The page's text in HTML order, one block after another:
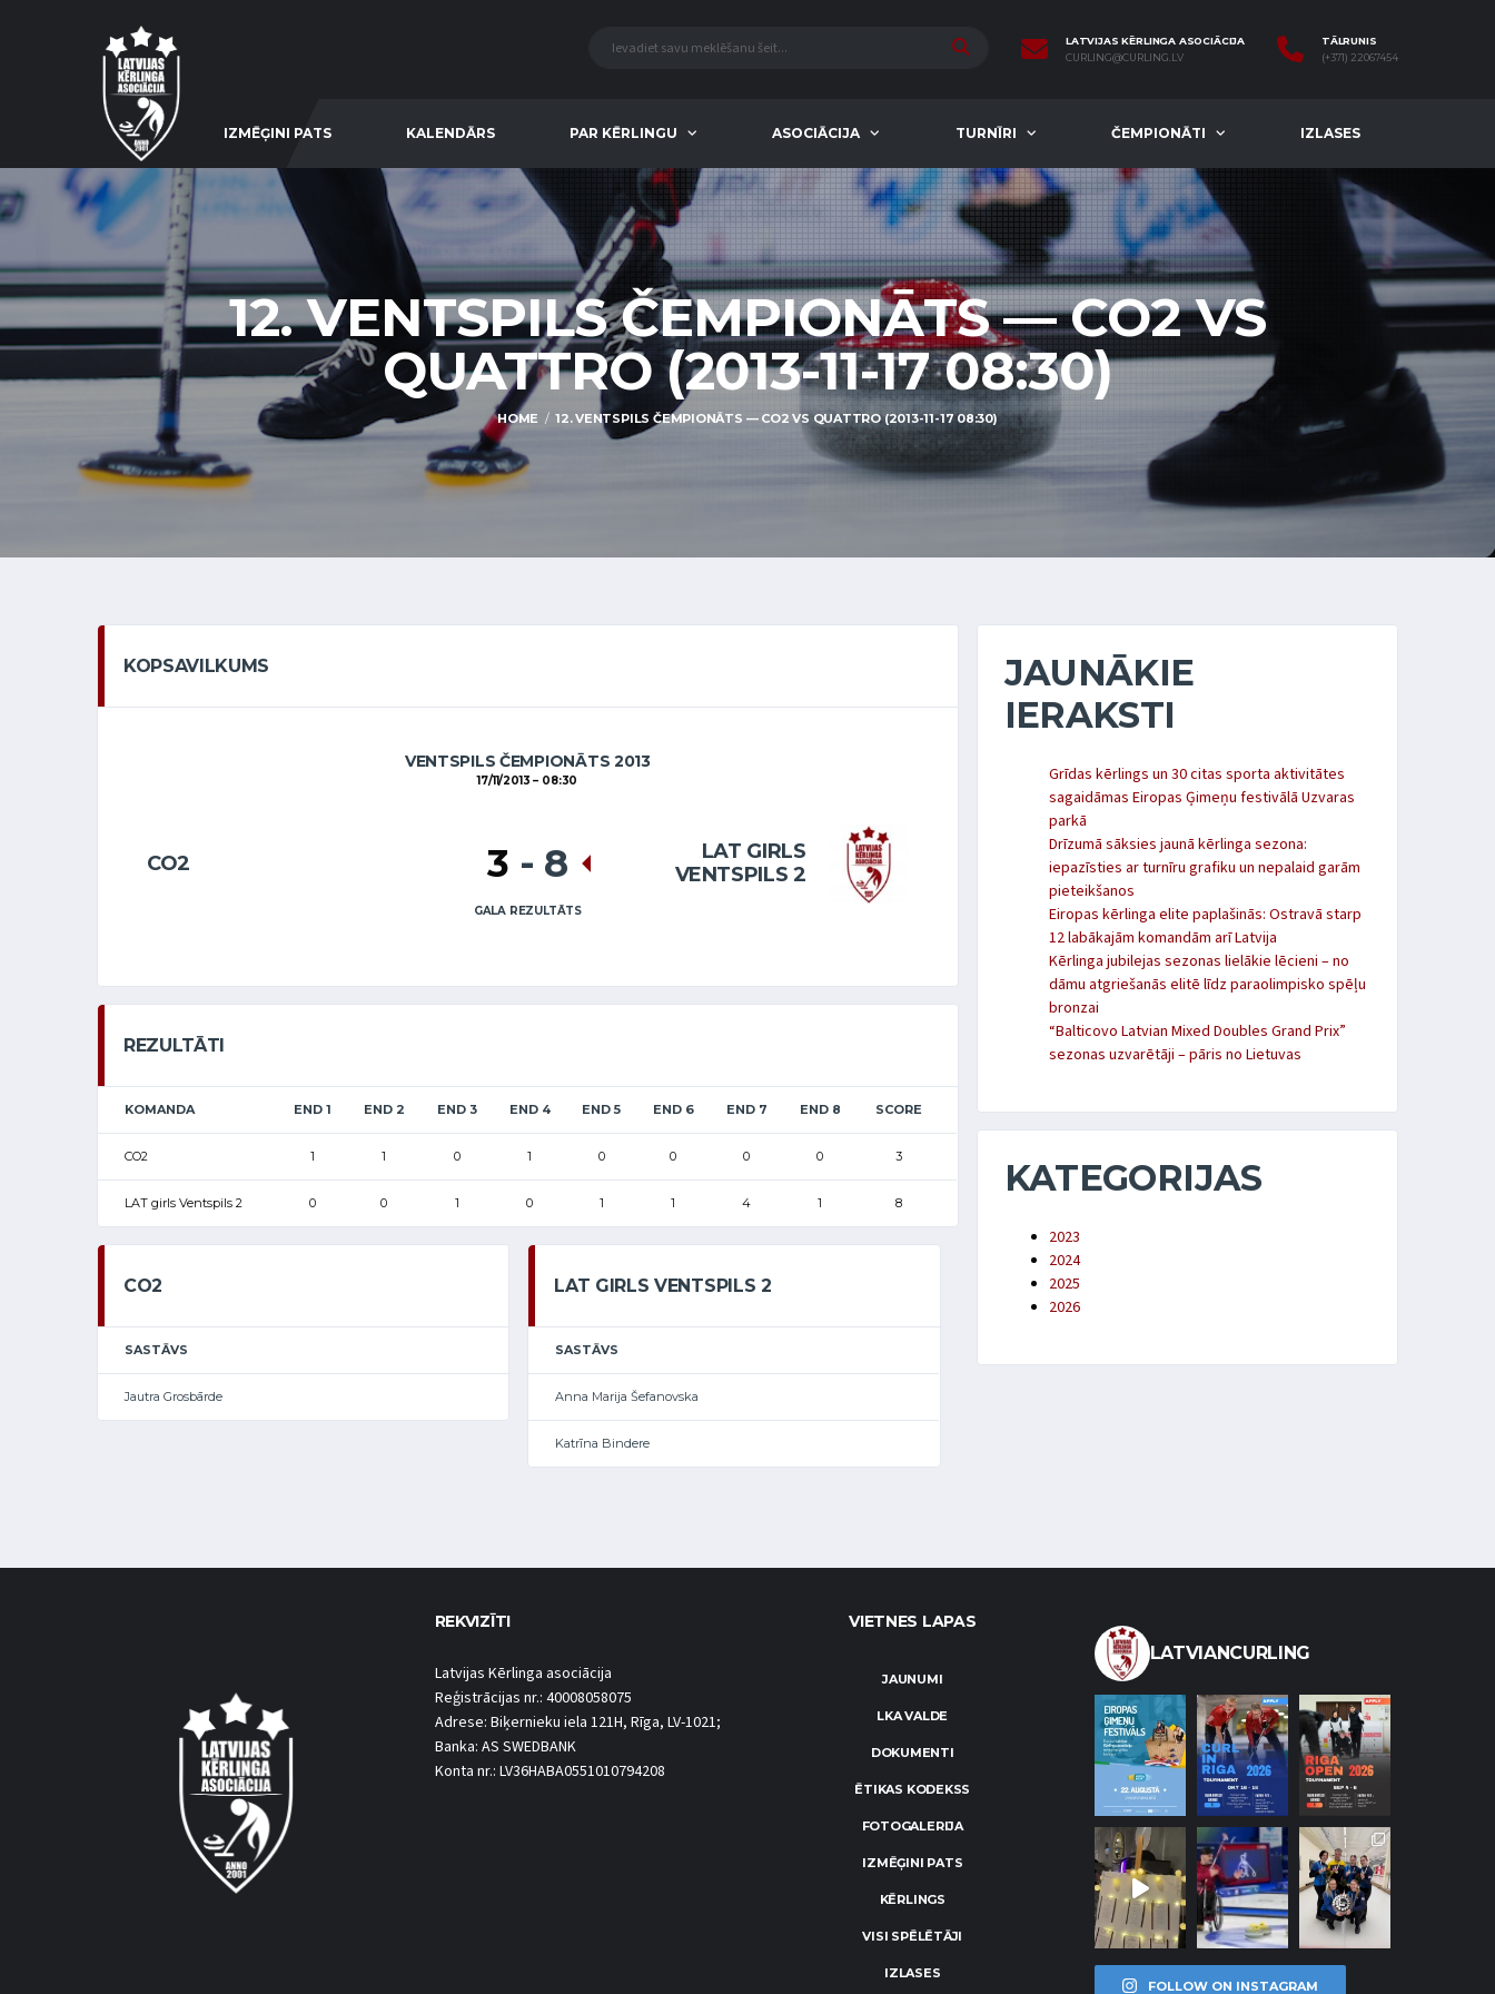
LATVIJAS KĒRLINGA ASOCIĀCIJA
CURLING@CURLING.LV
TĀLRUNIS
(+371) 22067454
IZMĒĢINI PATS KALENDĀRS PAR KĒRLINGU ASOCIĀCIJA TURNĪRI ČEMPIONĀTI IZLASES
12. VENTSPILS ČEMPIONĀTS — CO2 VS
QUATTRO (2013-11-17 08:30)
HOME 12. VENTSPILS ČEMPIONĀTS — CO2 VS QUATTRO (2013-11-17 08:30)
KOPSAVILKUMS
VENTSPILS ČEMPIONĀTS 2013
17/11/2013 08:30
CO2
LAT GIRLS
VENTSPILS 2
3 - 8
GALA REZULTĀTS
REZULTĀTI
KOMANDA END 1 END 2 END 3 END 4 END 5 END 6 END 7 END 8 SCORE
CO2 1 1 0 1 0 0 0 0 3
LAT girls Ventspils 2 0 0 1 0 1 1 4 1 8
CO2
SASTĀVS
Jautra Grosbārde
LAT GIRLS VENTSPILS 2
SASTĀVS
Anna Marija Šefanovska
Katrīna Bindere
JAUNĀKIE
IERAKSTI
Grīdas kērlings un 30 citas sporta aktivitātes
sagaidāmas Eiropas Ģimeņu festivālā Uzvaras
parkā
Drīzumā sāksies jaunā kērlinga sezona:
iepazīsties ar turnīru grafiku un nepalaid garām
pieteikšanos
Eiropas kērlinga elite paplašinās: Ostravā starp
12 labākajām komandām arī Latvija
Kērlinga jubilejas sezonas lielākie lēcieni – no
dāmu atgriešanās elitē līdz paraolimpisko spēļu
bronzai
“Balticovo Latvian Mixed Doubles Grand Prix”
sezonas uzvarētāji – pāris no Lietuvas
KATEGORIJAS
2023
2024
2025
2026
REKVIZĪTI
Latvijas Kērlinga asociācija
Reģistrācijas nr.: 40008058075
Adrese: Biķernieku iela 121H, Rīga, LV-1021;
Banka: AS SWEDBANK
Konta nr.: LV36HABA0551010794208
VIETNES LAPAS
JAUNUMI
LKA VALDE
DOKUMENTI
ĒTIKAS KODEKSS
FOTOGALERIJA
IZMĒĢINI PATS
KĒRLINGS
VISI SPĒLĒTĀJI
IZLASES
LATVIANCURLING
FOLLOW ON INSTAGRAM